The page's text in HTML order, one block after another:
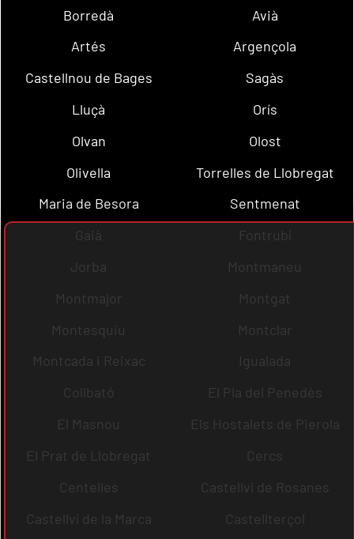
Borredà
Avià
Artés
Argençola
Castellnou de Bages
Sagàs
Lluçà
Orís
Olvan
Olost
Olivella
Torrelles de Llobregat
Maria de Besora
Sentmenat
Gaià
Fontrubí
Jorba
Montmaneu
Montmajor
Montgat
Montesquiu
Montclar
Montcada i Reixac
Igualada
Collbató
El Pla del Penedès
El Masnou
Els Hostalets de Pierola
El Prat de Llobregat
Cercs
Centelles
Castellví de Rosanes
Castellví de la Marca
Castellterçol